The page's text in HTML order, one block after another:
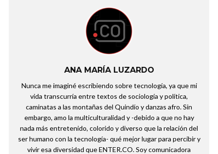
ANA MARÍA LUZARDO
Nunca me imaginé escribiendo sobre tecnología, ya que mi
vida transcurría entre textos de sociología y política,
caminatas a las montañas del Quindío y danzas afro. Sin
embargo, amo la multiculturalidad y -debido a que no hay
nada más entretenido, colorido y diverso que la relación del
ser humano con la tecnología- qué mejor lugar para percibir y
vivir esa diversidad que ENTER.CO. Soy comunicadora